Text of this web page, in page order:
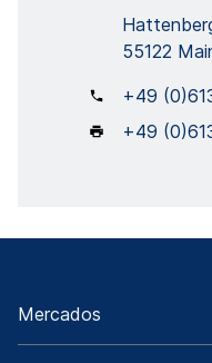
55122
+49
+49
Mercados